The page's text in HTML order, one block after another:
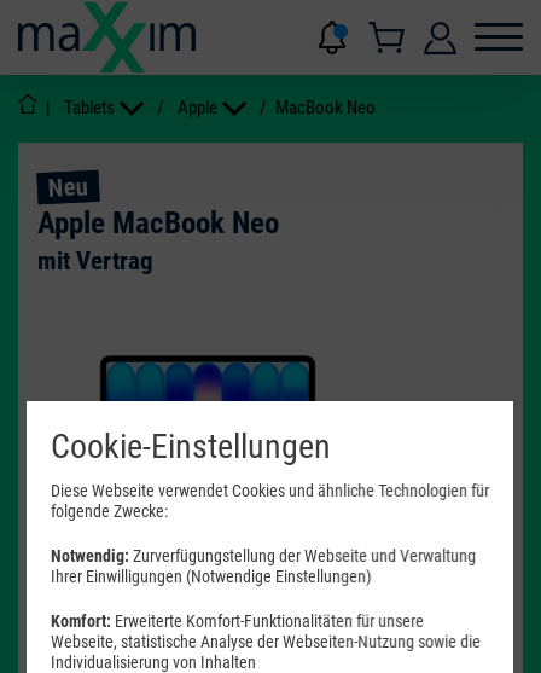
| Tablets / Apple / MacBook Neo
Neu
Apple MacBook Neo
mit Vertrag
Produkt- und Sicherheitsinformationen
Cookie-Einstellungen
Diese Webseite verwendet Cookies und ähnliche Technologien für
folgende Zwecke:
Notwendig: Zurverfügungstellung der Webseite und Verwaltung
Ihrer Einwilligungen (Notwendige Einstellungen)
Komfort: Erweiterte Komfort-Funktionalitäten für unsere
Webseite, statistische Analyse der Webseiten-Nutzung sowie die
Individualisierung von Inhalten